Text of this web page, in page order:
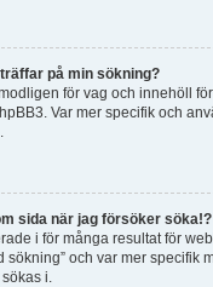
på min sökning?
för vag och innehöll
Var mer specifik och
sida när jag försöker söka!?
i för många resultat för
sökning” och var mer specifik
i.